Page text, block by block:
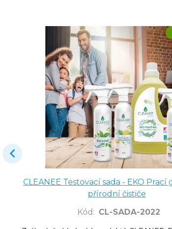
CLEANEE Testovací sada - EKO Prací
přírodní čističe
Kód : CL-SADA-2022